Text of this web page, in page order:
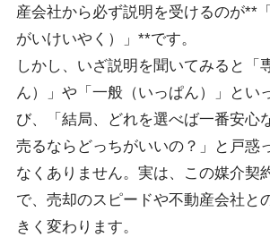
産会社から必ず説明を受けるのが**
がいけいやく）」**です。
しかし、いざ説明を聞いてみると「
ん）」や「一般（いっぱん）」とい
び、「結局、どれを選べば一番安心
売るならどっちがいいの？」と戸惑
なくありません。実は、この媒介契
で、売却のスピードや不動産会社と
きく変わります。